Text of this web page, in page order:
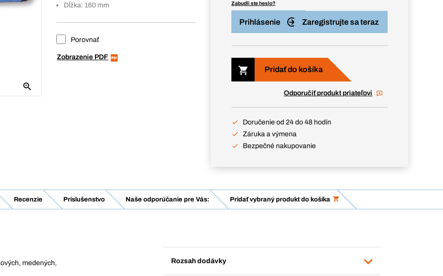
Dĺžka: 160 mm
Porovnať
Zobrazenie PDF
Zabudli ste heslo?
Prihlásenie Zaregistrujte sa teraz
Pridať do košíka
Odporučiť produkt priateľovi
Doručenie od 24 do 48 hodín
Záruka a výmena
Bezpečné nakupovanie
Recenzie Príslušenstvo Naše odporúčanie pre Vás: Pridať vybraný produkt do košíka
medených,
Rozsah dodávky